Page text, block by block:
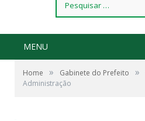
por:
MENU
Home » Gabinete do Prefeito »
Administração